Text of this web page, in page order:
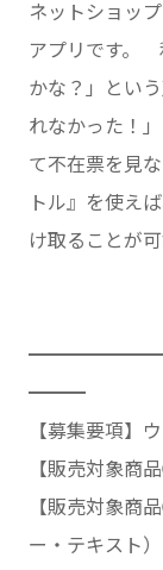
ネットショッ
アプリです。
かな？」とい
れなかった！
て不在票を見
トル』を使え
け取ることが可
━━━
【募集要項】
【販売対象
【販売対象商
ー・テキスト）